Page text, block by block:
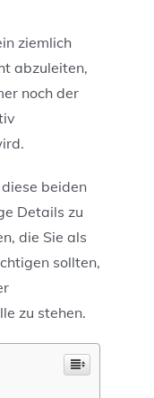
ziemlich
abzuleiten,
noch der
beiden
Details zu
die Sie als
sollten,
zu stehen.